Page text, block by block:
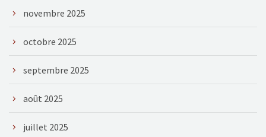
novembre 2025
octobre 2025
septembre 2025
août 2025
juillet 2025